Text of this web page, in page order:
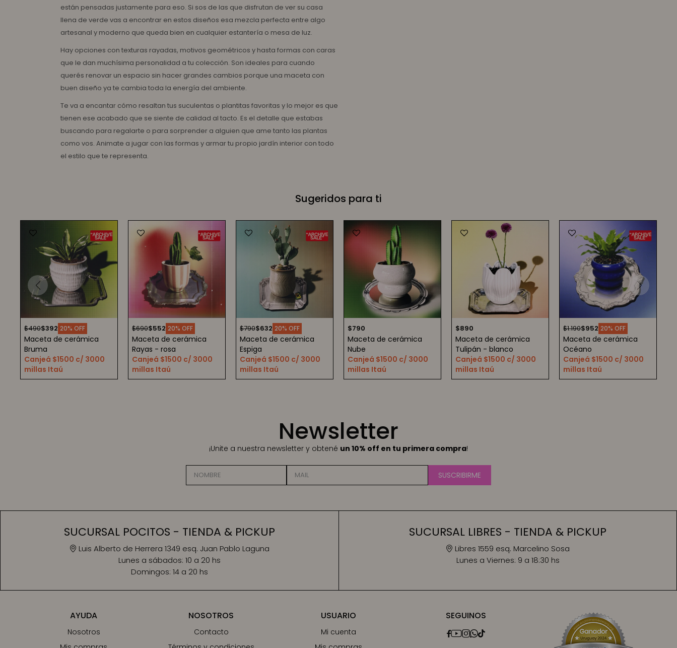
están pensadas justamente para eso. Si sos de las que disfrutan de ver su casa
llena de verde vas a encontrar en estos diseños esa mezcla perfecta entre algo
artesanal y moderno que queda bien en cualquier estantería o mesa de luz.
Hay opciones con texturas rayadas, motivos geométricos y hasta formas con caras
que le dan muchísima personalidad a tu colección. Son ideales para cuando
querés renovar un espacio sin hacer grandes cambios porque una maceta con
buen diseño ya te cambia toda la energía del ambiente.
Te va a encantar cómo resaltan tus suculentas o plantitas favoritas y lo mejor es que
tienen ese acabado que se siente de calidad al tacto. Es el detalle que estabas
buscando para regalarte o para sorprender a alguien que ame tanto las plantas
como vos. Animate a jugar con las formas y armar tu propio jardín interior con todo
el estilo que te representa.
Sugeridos para ti
$392
$490 20
Maceta de cerámica
Bruma
Canjeá $1500 c/ 3000
millas Itaú
$552
$690 20
Maceta de cerámica
Rayas - rosa
Canjeá $1500 c/ 3000
millas Itaú
$632
$790 20
Maceta de cerámica
Espiga
Canjeá $1500 c/ 3000
millas Itaú
$790
Maceta de cerámica
Nube
Canjeá $1500 c/ 3000
millas Itaú
$890
Maceta de cerámica
Tulipán - blanco
Canjeá $1500 c/ 3000
millas Itaú
$952
$1.190 20
Maceta de cerámica
Océano
Canjeá $1500 c/ 3000
millas Itaú
NOSOTROS
Contacto
AYUDA
Nosotros
USUARIO
Mi cuenta
SEGUINOS

Newsletter
¡Unite a nuestra newsletter y obtené un 10% off en tu primera compra!
SUSCRIBIRME
SUCURSAL POCITOS - TIENDA & PICKUP
Luis Alberto de Herrera 1349 esq. Juan Pablo Laguna
Lunes a sábados: 10 a 20 hs
Domingos: 14 a 20 hs
SUCURSAL LIBRES - TIENDA & PICKUP
Libres 1559 esq. Marcelino Sosa
Lunes a Viernes: 9 a 18:30 hs